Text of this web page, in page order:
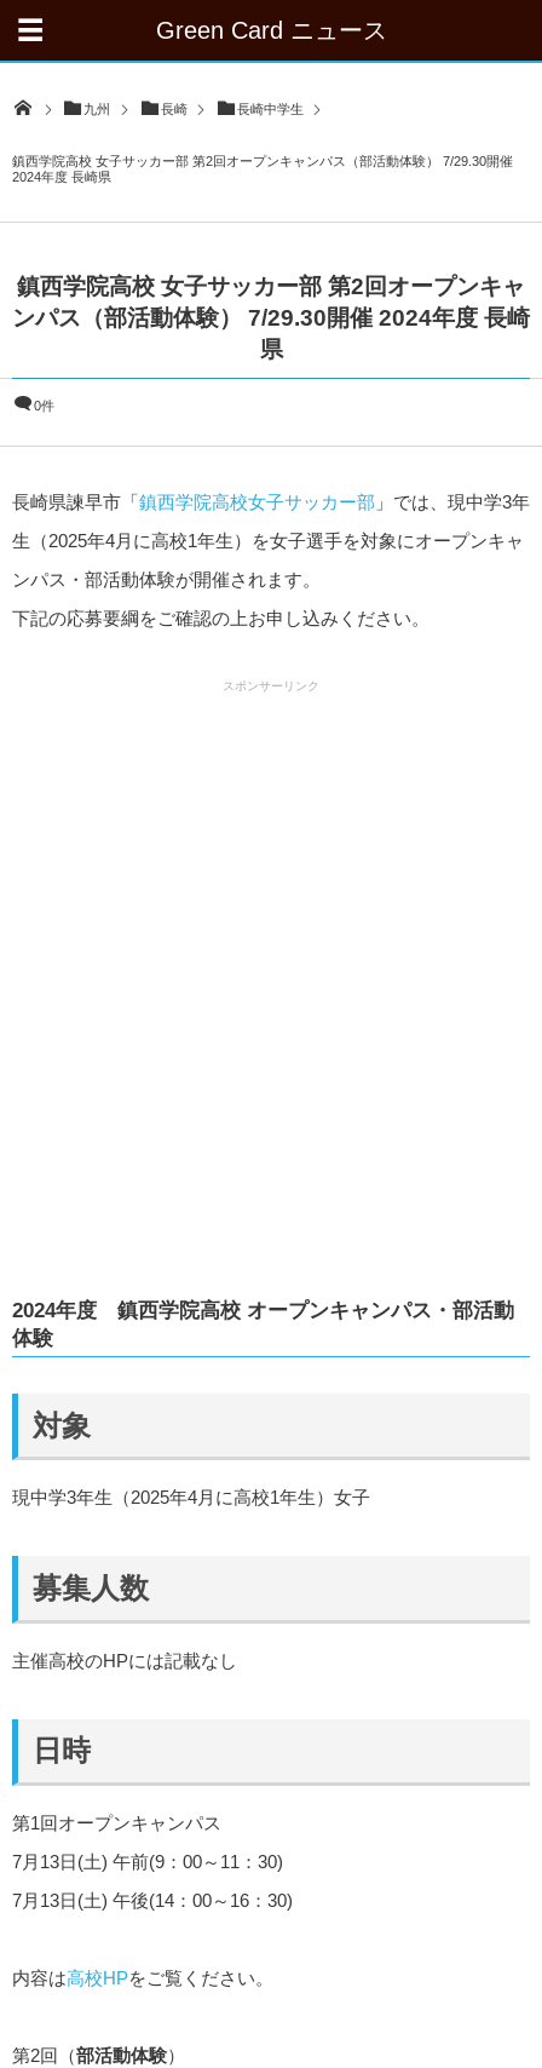
Green Card ニュース
九州 長崎 長崎中学生
鎮西学院高校 女子サッカー部 第2回オープンキャンパス（部活動体験） 7/29.30開催
2024年度 長崎県
鎮西学院高校 女子サッカー部 第2回オープンキャ
ンパス（部活動体験） 7/29.30開催 2024年度 長崎
県
0件
長崎県諫早市「鎮西学院高校女子サッカー部 」では、現中学3年
生（2025年4月に高校1年生）を女子選手を対象にオープンキャ
ンパス・部活動体験が開催されます。
下記の応募要綱をご確認の上お申し込みください。
スポンサーリンク
2024年度 鎮西学院高校 オープンキャンパス・部活動
体験
対象
現中学3年生（2025年4月に高校1年生）女子
募集人数
主催高校のHPには記載なし
日時
第1回オープンキャンパス
7月13日(土) 午前(9：00～11：30)
7月13日(土) 午後(14：00～16：30)
内容は高校HPをご覧ください。
第2回（部活動体験）